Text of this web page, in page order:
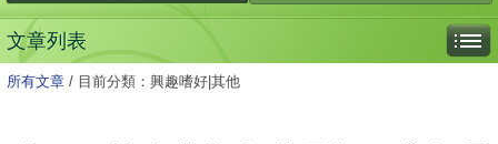
文章列表
所有文章 / 目前分類：興趣嗜好|其他